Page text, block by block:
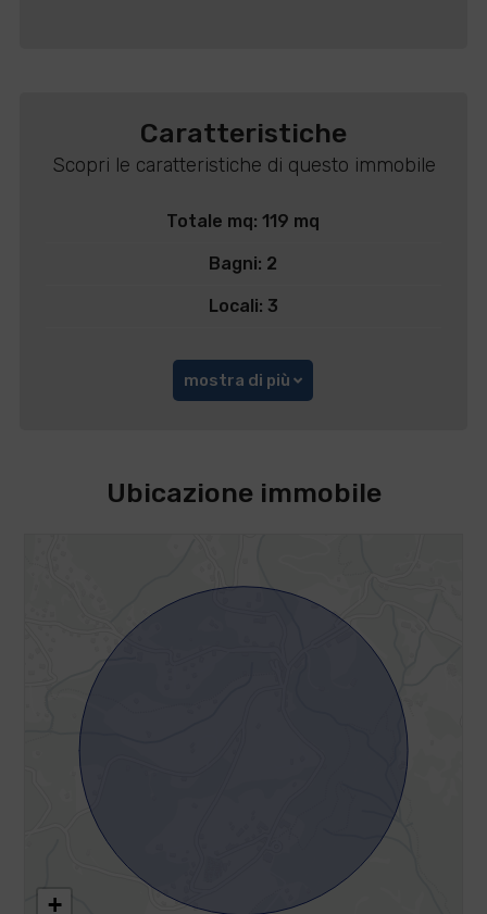
Caratteristiche
Scopri le caratteristiche di questo immobile
Totale mq: 119 mq
Bagni: 2
Locali: 3
mostra di più
Ubicazione immobile
+